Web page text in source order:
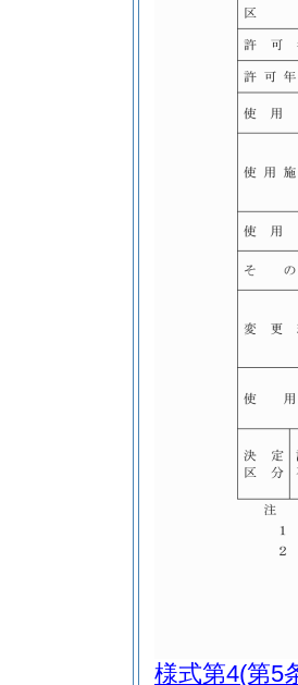
様式第4(第5